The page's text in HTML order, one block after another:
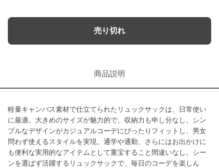
売り切れ
商品説明
軽量キャンバス素材で仕立てられたリュックサックは、日常使い
に最適。大きめのサイズが魅力的で、収納力も申し分なし。シン
プルなデザインがカジュアルコーデにぴったりフィットし、男女
問わず使えるスタイルを実現。通学や通勤、さらにはお出かけに
も便利な実用的なアイテムとして重宝すること間違いなし。シー
ンを選ばず活躍するリュックサックで、毎日のコーデを楽しん